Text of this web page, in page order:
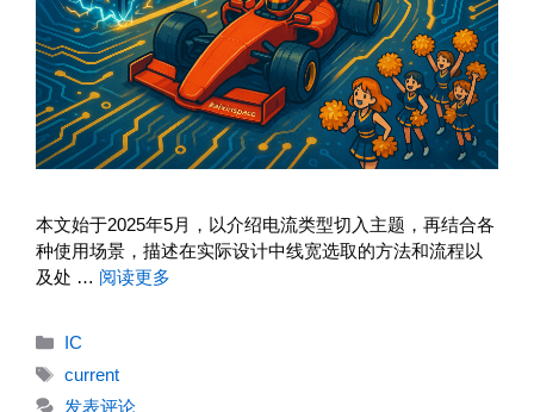
本文始于2025年5月，以介绍电流类型切入主题，再结合各
种使用场景，描述在实际设计中线宽选取的方法和流程以
及处 … 阅读更多
分
IC
标
签
current
发表评论